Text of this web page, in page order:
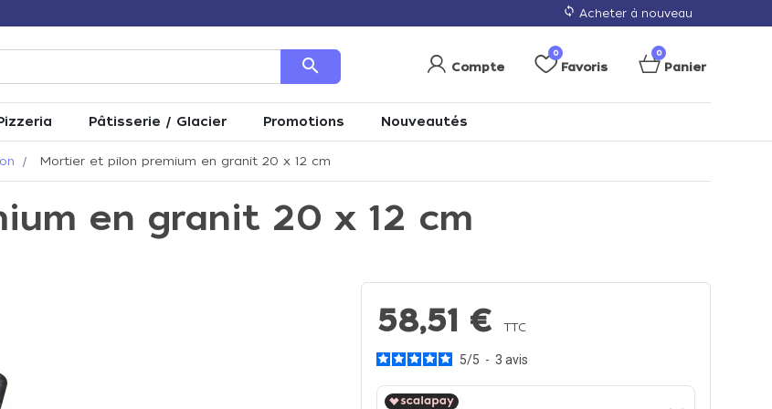
loop Acheter à nouveau
search Compte
0
Favoris
0
Panier
Pâtisserie / Glacier Promotions Nouveautés
Mortier et pilon premium en granit 20 x 12 cm
en granit 20 x 12 cm
58,51 € TTC
5/5 - 3 avis